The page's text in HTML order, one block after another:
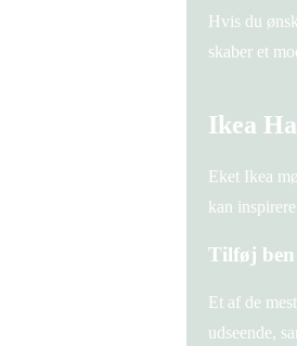
Hvis du
skaber et
Ikea
Eket Ikea
kan
Tilføj ben
Et af de
udseende,